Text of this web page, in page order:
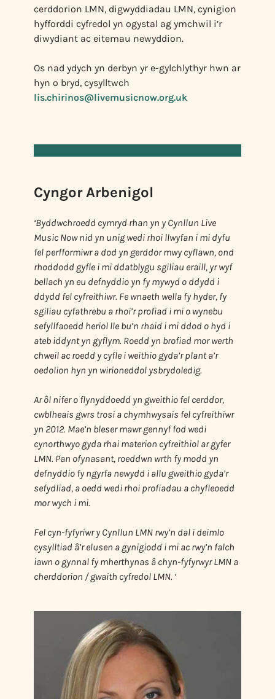
cerddorion LMN, digwyddiadau LMN, cynigion
hyfforddi cyfredol yn ogystal ag ymchwil i’r
diwydiant ac eitemau newyddion.
Os nad ydych yn derbyn yr e-gylchlythyr hwn ar
hyn o bryd, cysylltwch
lis.chirinos@livemusicnow.org.uk
Cyngor Arbenigol
‘Byddwchroedd cymryd rhan yn y Cynllun Live
Music Now nid yn unig wedi rhoi llwyfan i mi dyfu
fel perfformiwr a dod yn gerddor mwy cyflawn, ond
rhoddodd gyfle i mi ddatblygu sgiliau eraill, yr wyf
bellach yn eu defnyddio yn fy mywyd o ddydd i
ddydd fel cyfreithiwr. Fe wnaeth wella fy hyder, fy
sgiliau cyfathrebu a rhoi’r profiad i mi o wynebu
sefyllfaoedd heriol lle bu’n rhaid i mi ddod o hyd i
ateb iddynt yn gyflym. Roedd yn brofiad mor werth
chweil ac roedd y cyfle i weithio gyda’r plant a’r
oedolion hyn yn wirioneddol ysbrydoledig.
Ar ôl nifer o flynyddoedd yn gweithio fel cerddor,
cwblheais gwrs trosi a chymhwysais fel cyfreithiwr
yn 2012. Mae’n bleser mawr gennyf fod wedi
cynorthwyo gyda rhai materion cyfreithiol ar gyfer
LMN. Pan ofynasant, roeddwn wrth fy modd yn
defnyddio fy ngyrfa newydd i allu gweithio gyda’r
sefydliad, a oedd wedi rhoi profiadau a chyfleoedd
mor wych i mi.
Fel cyn-fyfyriwr y Cynllun LMN rwy’n dal i deimlo
cysylltiad â’r elusen a gynigiodd i mi ac rwy’n falch
iawn o gynnal fy mherthynas â chyn-fyfyrwyr LMN a
cherddorion / gwaith cyfredol LMN. ‘